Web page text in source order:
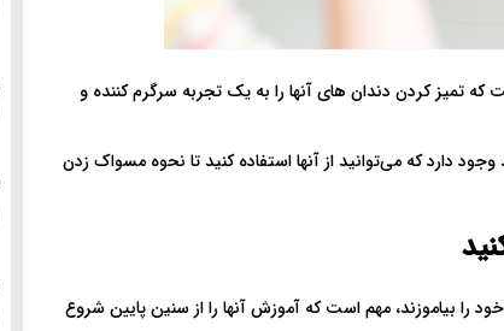
که تمیز کردن دندان های آنها را به یک تجربه سرگرم کننده و
دارد که می‌توانید از آنها استفاده کنید تا نحوه مسواک زدن
بیاموزند، مهم است که آموزش آنها را از سنین پایین شروع